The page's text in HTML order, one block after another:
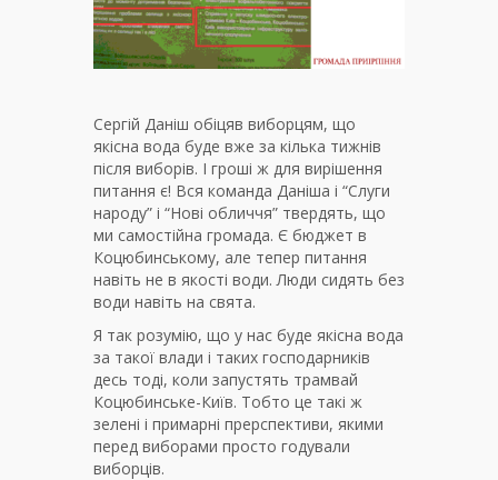
Сергій Даніш обіцяв виборцям, що
якісна вода буде вже за кілька тижнів
після виборів. І гроші ж для вирішення
питання є! Вся команда Даніша і “Слуги
народу” і “Нові обличчя” твердять, що
ми самостійна громада. Є бюджет в
Коцюбинському, але тепер питання
навіть не в якості води. Люди сидять без
води навіть на свята.
Я так розумію, що у нас буде якісна вода
за такої влади і таких господарників
десь тоді, коли запустять трамвай
Коцюбинське-Київ. Тобто це такі ж
зелені і примарні прерспективи, якими
перед виборами просто годували
виборців.